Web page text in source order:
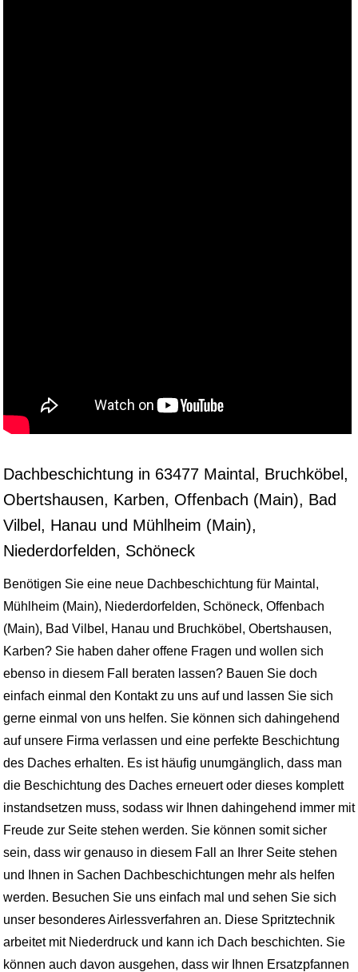
Dachbeschichtung in 63477 Maintal, Bruchköbel,
Obertshausen, Karben, Offenbach (Main), Bad
Vilbel, Hanau und Mühlheim (Main),
Niederdorfelden, Schöneck
Benötigen Sie eine neue Dachbeschichtung für Maintal,
Mühlheim (Main), Niederdorfelden, Schöneck, Offenbach
(Main), Bad Vilbel, Hanau und Bruchköbel, Obertshausen,
Karben? Sie haben daher offene Fragen und wollen sich
ebenso in diesem Fall beraten lassen? Bauen Sie doch
einfach einmal den Kontakt zu uns auf und lassen Sie sich
gerne einmal von uns helfen. Sie können sich dahingehend
auf unsere Firma verlassen und eine perfekte Beschichtung
des Daches erhalten. Es ist häufig unumgänglich, dass man
die Beschichtung des Daches erneuert oder dieses komplett
instandsetzen muss, sodass wir Ihnen dahingehend immer mit
Freude zur Seite stehen werden. Sie können somit sicher
sein, dass wir genauso in diesem Fall an Ihrer Seite stehen
und Ihnen in Sachen Dachbeschichtungen mehr als helfen
werden. Besuchen Sie uns einfach mal und sehen Sie sich
unser besonderes Airlessverfahren an. Diese Spritztechnik
arbeitet mit Niederdruck und kann ich Dach beschichten. Sie
können auch davon ausgehen, dass wir Ihnen Ersatzpfannen